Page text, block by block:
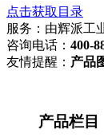
点击获取目录
服务：由辉派工
咨询电话： 400-
友情提醒： 产品
产品栏目